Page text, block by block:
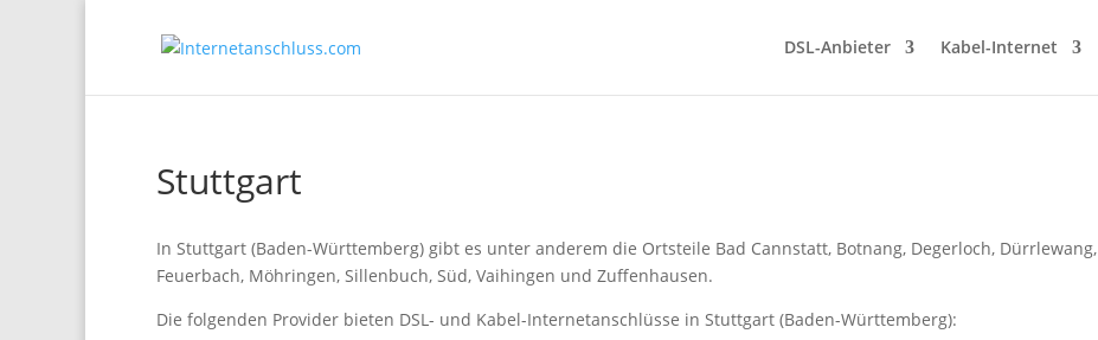
DSL-Anbieter Kabel-Internet
Stuttgart
In Stuttgart (Baden-Württemberg) gibt es unter anderem die Ortsteile Bad Cannstatt, Botnang, Degerloch, Dürrlewang,
Feuerbach, Möhringen, Sillenbuch, Süd, Vaihingen und Zuffenhausen.
Die folgenden Provider bieten DSL- und Kabel-Internetanschlüsse in Stuttgart (Baden-Württemberg):